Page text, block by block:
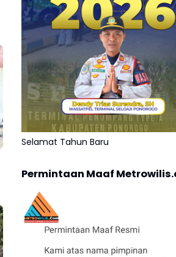
Selamat Tahun Baru
Permintaan Maaf